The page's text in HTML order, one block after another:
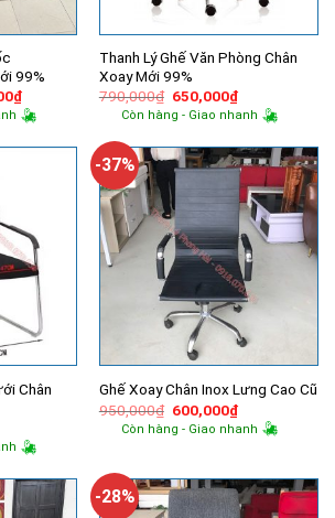
99%
₫Giá
hiện
tại
4,750,000₫.
Thanh Lý Ghế Văn Phòng Chân
Xoay Mới 99%
790,000₫ Giá
gốc
là:
650,000₫Giá
hiện
tại
650,000₫.
Còn hàng - Giao nhanh
Chân
-37%
Ghế Xoay Chân Inox Lưng Cao Cũ
950,000₫ Giá
gốc
là:
600,000₫Giá
hiện
tại
Còn hàng - Giao nhanh
-28%